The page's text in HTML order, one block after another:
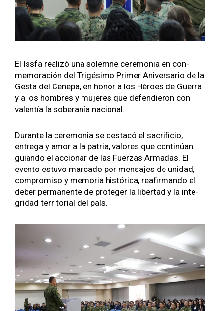
El Iss­fa real­izó una solemne cer­e­mo­nia en con­
mem­o­ración del Trigési­mo Primer Aniver­sario de la
Ges­ta del Cenepa, en hon­or a los Héroes de Guer­ra
y a los hom­bres y mujeres que defendieron con
valen­tía la sober­anía nacional.
Durante la cer­e­mo­nia se destacó el sac­ri­fi­cio,
entre­ga y amor a la patria, val­ores que con­tinúan
guian­do el accionar de las Fuerzas Armadas. El
even­to estu­vo mar­ca­do por men­sajes de unidad,
com­pro­miso y memo­ria históri­ca, reafir­man­do el
deber per­ma­nente de pro­te­ger la lib­er­tad y la inte­
gri­dad ter­ri­to­r­i­al del país.